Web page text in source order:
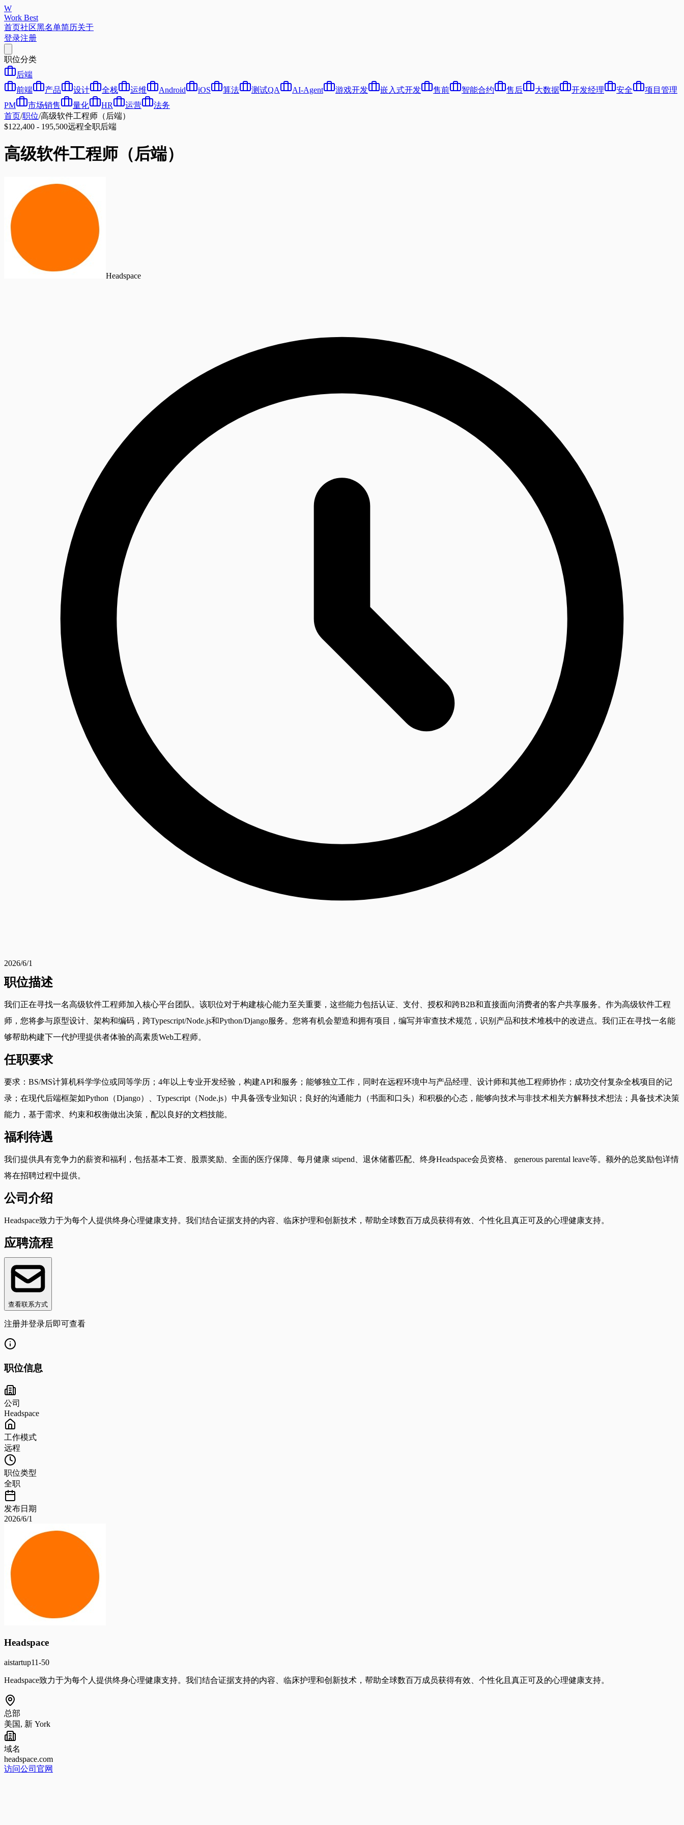
W
Work Best
首页社区黑名单简历关于
登录注册
职位分类
后端
前端
产品 设计 全栈 运维 Android iOS 算法 测试QA AI-Agent 游戏开发 嵌入式开发 售前 智能合约 售后 大数据 开发经理 安全
项目管理
PM
市场销售 量化 HR 运营
法务
首页/职位/高级软件工程师（后端）
$122,400 - 195,500远程全职后端
高级软件工程师（后端）
Headspace
2026/6/1
职位描述
我们正在寻找一名高级软件工程师加入核心平台团队。该职位对于构建核心能力至关重要，这些能力包括认证、支付、授权和跨B2B和直接面向消费者的客户共享服务。作为高级软件工程
师，您将参与原型设计、架构和编码，跨Typescript/Node.js和Python/Django服务。您将有机会塑造和拥有项目，编写并审查技术规范，识别产品和技术堆栈中的改进点。我们正在寻找一名能
够帮助构建下一代护理提供者体验的高素质Web工程师。
任职要求
要求：BS/MS计算机科学学位或同等学历；4年以上专业开发经验，构建API和服务；能够独立工作，同时在远程环境中与产品经理、设计师和其他工程师协作；成功交付复杂全栈项目的记
录；在现代后端框架如Python（Django）、Typescript（Node.js）中具备强专业知识；良好的沟通能力（书面和口头）和积极的心态，能够向技术与非技术相关方解释技术想法；具备技术决策
能力，基于需求、约束和权衡做出决策，配以良好的文档技能。
福利待遇
我们提供具有竞争力的薪资和福利，包括基本工资、股票奖励、全面的医疗保障、每月健康 stipend、退休储蓄匹配、终身Headspace会员资格、 generous parental leave等。额外的总奖励包详情
将在招聘过程中提供。
公司介绍
Headspace致力于为每个人提供终身心理健康支持。我们结合证据支持的内容、临床护理和创新技术，帮助全球数百万成员获得有效、个性化且真正可及的心理健康支持。
应聘流程
查看联系方式
注册并登录后即可查看
职位信息
公司
Headspace
工作模式
远程
职位类型
全职
发布日期
2026/6/1
Headspace
aistartup11-50
Headspace致力于为每个人提供终身心理健康支持。我们结合证据支持的内容、临床护理和创新技术，帮助全球数百万成员获得有效、个性化且真正可及的心理健康支持。
总部
美国, 新 York
域名
headspace.com
访问公司官网